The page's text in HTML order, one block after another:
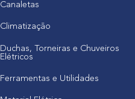
Canaletas
Climatização
Duchas, Torneiras e Chuveiros
Elétricos
Ferramentas e Utilidades